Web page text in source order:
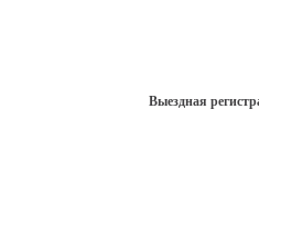
Выездная